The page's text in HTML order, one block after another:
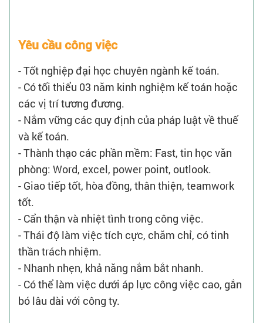
Yêu cầu công việc
- Tốt nghiệp đại học chuyên ngành kế toán.
- Có tối thiểu 03 năm kinh nghiệm kế toán hoặc
các vị trí tương đương.
- Nắm vững các quy định của pháp luật về thuế
và kế toán.
- Thành thạo các phần mềm: Fast, tin học văn
phòng: Word, excel, power point, outlook.
- Giao tiếp tốt, hòa đồng, thân thiện, teamwork
tốt.
- Cẩn thận và nhiệt tình trong công việc.
- Thái độ làm việc tích cực, chăm chỉ, có tinh
thần trách nhiệm.
- Nhanh nhẹn, khả năng nắm bắt nhanh.
- Có thể làm việc dưới áp lực công việc cao, gắn
bó lâu dài với công ty.